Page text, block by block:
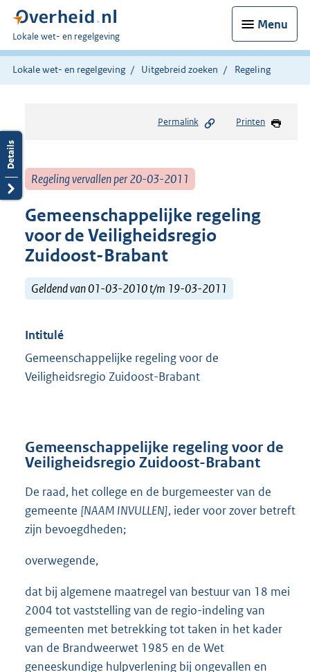
Menu
U
bent
hier:
Lokale wet- en regelgeving
Lokale wet- en regelgeving Uitgebreid zoeken Regeling
Permalink Printen
Regeling vervallen per 20-03-2011
Gemeenschappelijke regeling
voor de Veiligheidsregio
Zuidoost-Brabant
Geldend van 01-03-2010 t/m 19-03-2011
Intitulé
Gemeenschappelijke regeling voor de
Veiligheidsregio Zuidoost-Brabant
Gemeenschappelijke regeling voor de
Veiligheidsregio Zuidoost-Brabant
De raad, het college en de burgemeester van de
gemeente [NAAM INVULLEN], ieder voor zover betreft
zijn bevoegdheden;
overwegende,
dat bij algemene maatregel van bestuur van 18 mei
2004 tot vaststelling van de regio-indeling van
gemeenten met betrekking tot taken in het kader
van de Brandweerwet 1985 en de Wet
geneeskundige hulpverlening bij ongevallen en